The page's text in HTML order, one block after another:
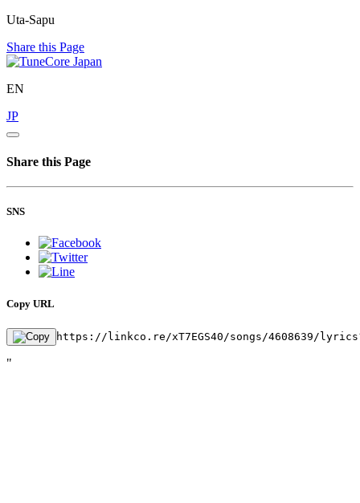
Uta-Sapu
Share this Page
EN
JP
Share this Page
SNS
Copy URL
https://linkco.re/xT7EGS40/songs/4608639/
"